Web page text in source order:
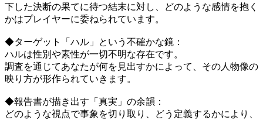
下した決断の果てに待つ結末に対し、どのような感情を抱く
かはプレイヤーに委ねられています。
◆ターゲット「ハル」という不確かな鏡：
ハルは性別や素性が一切不明な存在です。
調査を通じてあなたが何を見出すかによって、その人物像の
映り方が形作られていきます。
◆報告書が描き出す「真実」の余韻：
どのような視点で事象を切り取り、どう定義するかにより、